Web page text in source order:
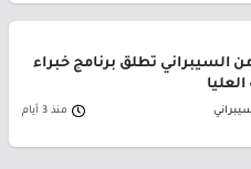
السيبراني تطلق برنامج خبراء
منذ 3 أيام